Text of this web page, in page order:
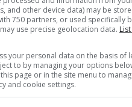
Les enfants, les
et ceux qui souffrent
aux effets du SO₂.
Dioxyde d'azote (NO₂)
est
rougeâtre qui a une odeur
and other device data) may be
750 partners, or used specifically
use precise geolocation data.
your personal data on the basis of
to by managing your options
page or in the site menu to
and cookie settings.